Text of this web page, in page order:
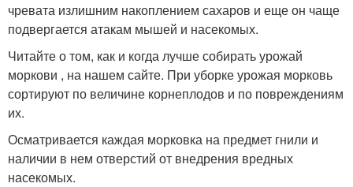
чревата излишним накоплением сахаров и еще он чаще
подвергается атакам мышей и насекомых.
Читайте о том, как и когда лучше собирать урожай
моркови , на нашем сайте. При уборке урожая морковь
сортируют по величине корнеплодов и по повреждениям
их.
Осматривается каждая морковка на предмет гнили и
наличии в нем отверстий от внедрения вредных
насекомых.